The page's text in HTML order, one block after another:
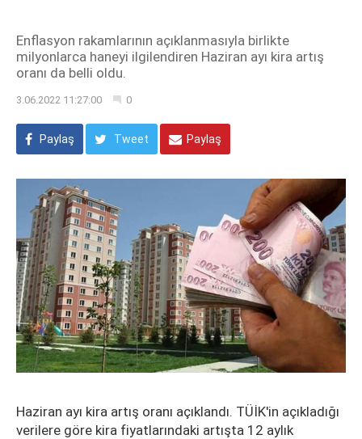
Enflasyon rakamlarının açıklanmasıyla birlikte
milyonlarca haneyi ilgilendiren Haziran ayı kira artış
oranı da belli oldu.
3.06.2022 11:27:00 0
Paylaş Tweet Paylaş
Haziran ayı kira artış oranı açıklandı. TÜİK'in açıkladığı
verilere göre kira fiyatlarındaki artışta 12 aylık